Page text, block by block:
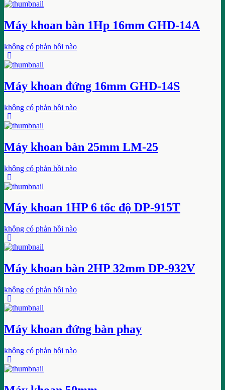
Máy khoan bàn 1Hp 16mm GHD-14A
không có phản hồi nào
Máy khoan đứng 16mm GHD-14S
không có phản hồi nào
Máy khoan bàn 25mm LM-25
không có phản hồi nào
Máy khoan 1HP 6 tốc độ DP-915T
không có phản hồi nào
Máy khoan bàn 2HP 32mm DP-932V
không có phản hồi nào
Máy khoan đứng bàn phay
không có phản hồi nào